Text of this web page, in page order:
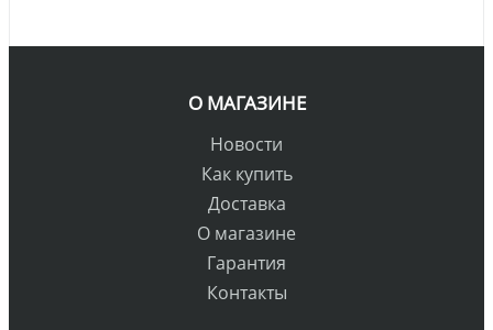
О МАГАЗИНЕ
Новости
Как купить
Доставка
О магазине
Гарантия
Контакты